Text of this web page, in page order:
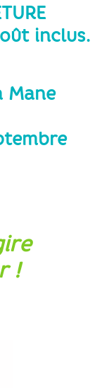
inclus.
Mane
!